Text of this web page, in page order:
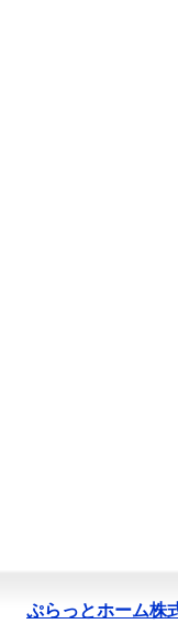
ぷらっとホーム株